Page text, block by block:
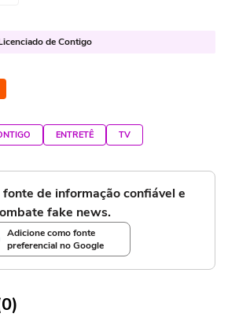
de Contigo
ENTRETÊ TV
fonte de informação confiável e
fake news.
Adicione como fonte
preferencial no Google